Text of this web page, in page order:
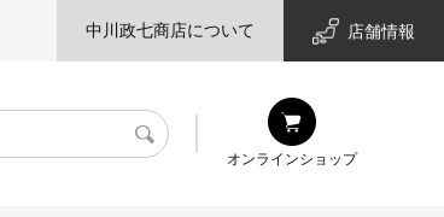
中川政七商店について 店舗情報
検
オンラインショップ